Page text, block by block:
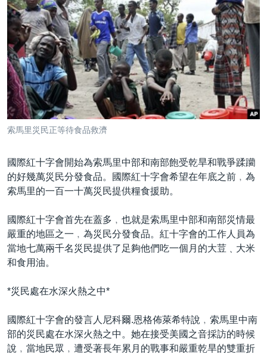
轉
航
跳
轉
到
檢
新聞自由
揭謊頻道
美國
中國
國際
經貿
每日視頻新聞
VOA 60秒 (國際)
視頻存檔
YOUTUBE頻道
音頻
時事經緯
海外港人
港人港心
美國透視
建國史話
廣播節目表
國語
關注我們
索馬里災民正等待食品救濟
國際紅十字會開始為索馬里中部和南部飽受乾旱和戰爭蹂躪
的好幾萬災民分發食品。國際紅十字會希望在年底之前﹐為
索馬里的一百一十萬災民提供糧食援助。
國際紅十字會首先在蓋多﹐也就是索馬里中部和南部災情最
嚴重的地區之一﹐為災民分發食品。紅十字會的工作人員為
當地七萬兩千名災民提供了足夠他們吃一個月的大荳﹑大米
和食用油。
*災民處在水深火熱之中*
國際紅十字會的發言人尼科爾.恩格佈萊希特說﹐索馬里中南
部的災民處在水深火熱之中。她在接受美國之音採訪的時候
說﹐當地民眾﹐遭受著長年累月的戰事和嚴重乾旱的雙重折